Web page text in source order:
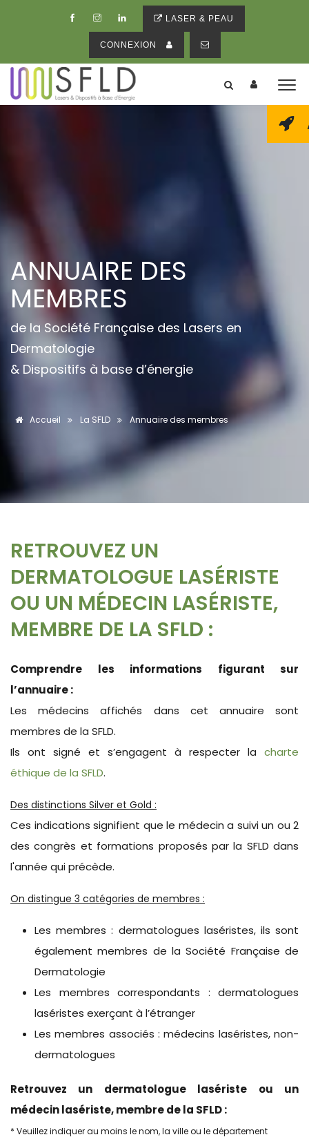
LASER & PEAU
CONNEXION
ANNUAIRE DES
MEMBRES
de la Société Française des Lasers en
Dermatologie
& Dispositifs à base d’énergie
Accueil La SFLD Annuaire des membres
RETROUVEZ UN
DERMATOLOGUE LASÉRISTE
OU UN MÉDECIN LASÉRISTE,
MEMBRE DE LA SFLD :
Comprendre les informations figurant sur
l’annuaire :
Les médecins affichés dans cet annuaire sont
membres de la SFLD.
Ils ont signé et s’engagent à respecter la charte
éthique de la SFLD.
Des distinctions Silver et Gold :
Ces indications signifient que le médecin a suivi un ou 2
des congrès et formations proposés par la SFLD dans
l'année qui précède.
On distingue 3 catégories de membres :
Les membres : dermatologues laséristes, ils sont
également membres de la Société Française de
Dermatologie
Les membres correspondants : dermatologues
laséristes exerçant à l’étranger
Les membres associés : médecins laséristes, non-
dermatologues
Retrouvez un dermatologue lasériste ou un
médecin lasériste, membre de la SFLD :
* Veuillez indiquer au moins le nom, la ville ou le département